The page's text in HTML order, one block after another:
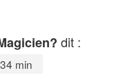
dit :
min